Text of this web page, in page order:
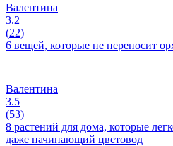
Валентина
3.2
(22)
6 вещей, которые не переносит
Валентина
3.5
(53)
8 растений для дома, которые
даже начинающий цветовод